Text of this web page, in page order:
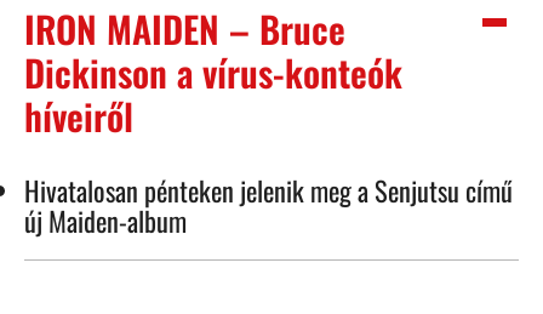
IRON MAIDEN – Bruce
Dickinson a vírus-konteók
híveiről
Hivatalosan pénteken jelenik meg a Senjutsu című
új Maiden-album